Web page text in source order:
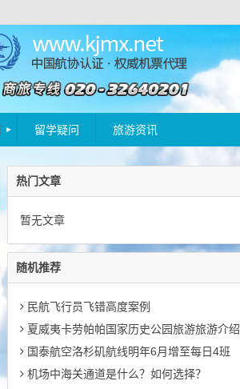
留学疑问 旅游资讯
热门文章
暂无文章
随机推荐
民航飞行员飞错高度案例
夏威夷卡劳帕帕国家历史公园旅游旅游介绍
国泰航空洛杉矶航线明年6月增至每日4班
机场中海关通道是什么？如何选择？